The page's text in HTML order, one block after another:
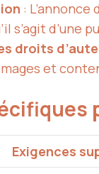
:
s’agit d’une
droits
et
Exigences